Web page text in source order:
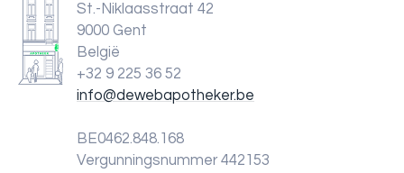
St.-Niklaasstraat 42
9000 Gent
België
+32 9 225 36 52
info@dewebapotheker.be
BE0462.848.168
Vergunningsnummer 442153